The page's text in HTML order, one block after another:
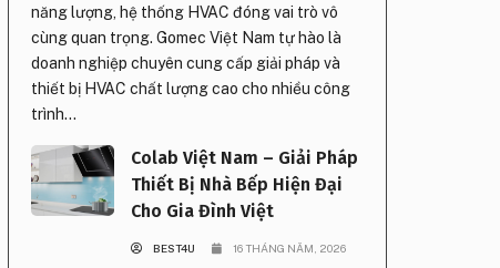
năng lượng, hệ thống HVAC đóng vai trò vô
cùng quan trọng. Gomec Việt Nam tự hào là
doanh nghiệp chuyên cung cấp giải pháp và
thiết bị HVAC chất lượng cao cho nhiều công
trình...
Colab Việt Nam – Giải Pháp
Thiết Bị Nhà Bếp Hiện Đại
Cho Gia Đình Việt
BEST4U 16 THÁNG NĂM, 2026